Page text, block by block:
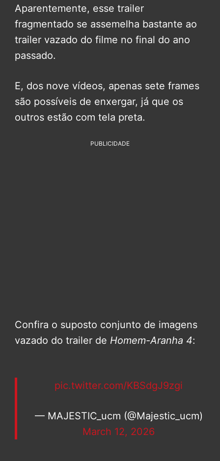
Aparentemente, esse trailer
fragmentado se assemelha bastante ao
trailer vazado do filme no final do ano
passado.
E, dos nove vídeos, apenas sete frames
são possíveis de enxergar, já que os
outros estão com tela preta.
PUBLICIDADE
Confira o suposto conjunto de imagens
vazado do trailer de Homem-Aranha 4:
pic.twitter.com/KBSdgJ9zgi
— MAJESTIC_ucm (@Majestic_ucm)
March 12, 2026